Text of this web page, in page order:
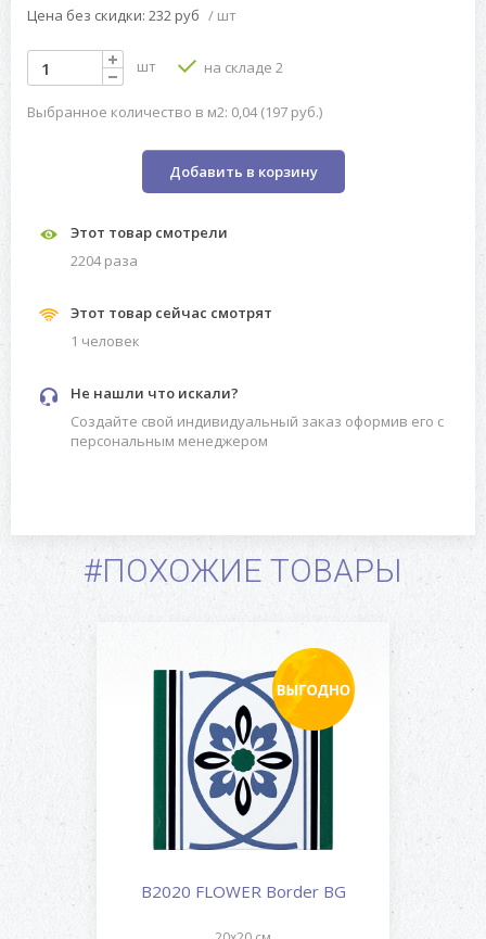
Цена без скидки: 232 руб / шт
шт на складе 2
Выбранное количество в м2: 0,04 (197 руб.)
Добавить в корзину
Этот товар смотрели
2204 разa
Этот товар сейчас смотрят
1 человек
Не нашли что искали?
Создайте свой индивидуальный заказ оформив его с
персональным менеджером
#ПОХОЖИЕ ТОВАРЫ
B2020 FLOWER Border BG